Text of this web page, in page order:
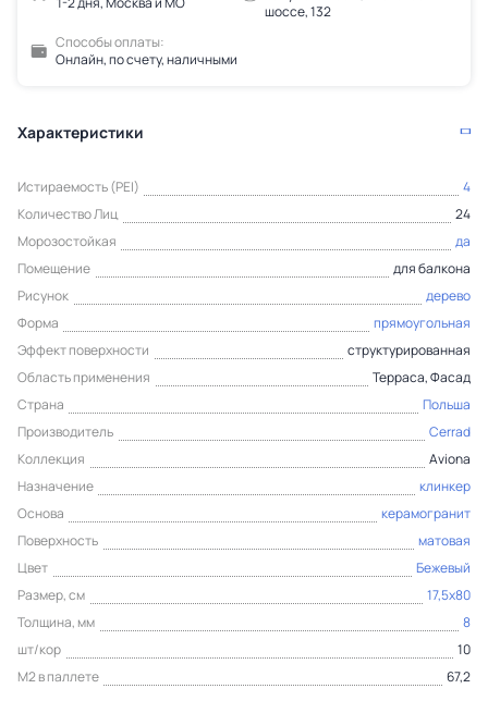
шоссе, 132
Способы оплаты:
Онлайн, по счету, наличными
Характеристики
Истираемость (PEI)
4
Количество Лиц
24
Морозостойкая
да
Помещение
для балкона
Рисунок
дерево
Форма
прямоугольная
Эффект поверхности
структурированная
Область применения
Терраса, Фасад
Страна
Польша
Производитель
Cerrad
Коллекция
Aviona
Назначение
клинкер
Основа
керамогранит
Поверхность
матовая
Цвет
Бежевый
Размер, см
17,5x80
Толщина, мм
8
шт/кор
10
М2 в паллете
67,2